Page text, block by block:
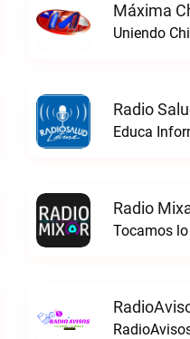
Máxima
Uniendo
Radio
Educa
Radio
Tocamos